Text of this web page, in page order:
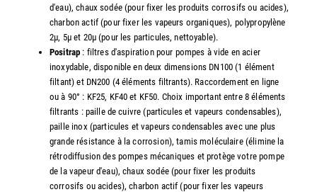
d'eau), chaux sodée (pour fixer les produits corrosifs ou acides),
charbon actif (pour fixer les vapeurs organiques), polypropylène
2µ, 5µ et 20µ (pour les particules, nettoyable).
Positrap : filtres d'aspiration pour pompes à vide en acier
inoxydable, disponible en deux dimensions DN100 (1 élément
filtant) et DN200 (4 éléments filtrants). Raccordement en ligne
ou à 90° : KF25, KF40 et KF50. Choix important entre 8 éléments
filtrants : paille de cuivre (particules et vapeurs condensables),
paille inox (particules et vapeurs condensables avec une plus
grande résistance à la corrosion), tamis moléculaire (élimine la
rétrodiffusion des pompes mécaniques et protège votre pompe
de la vapeur d'eau), chaux sodée (pour fixer les produits
corrosifs ou acides), charbon actif (pour fixer les vapeurs